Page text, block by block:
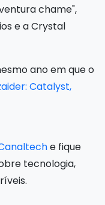
chame",
e a Crystal
ano em que o
Catalyst,
e fique
tecnologia,